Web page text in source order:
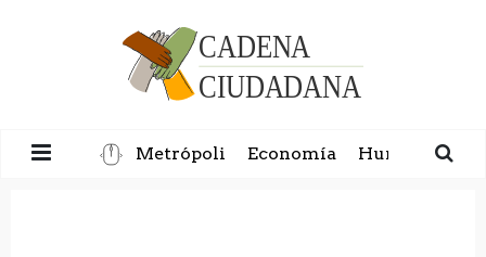
Metrópoli Economía Humanidad